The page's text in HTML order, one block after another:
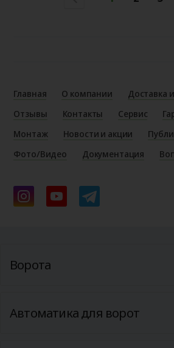
Главная О компании
Доставка
Отзывы
Контакты Сервис
Монтаж
Новости и акции
Фото/Видео
Документация
Ворота
Автоматика для ворот